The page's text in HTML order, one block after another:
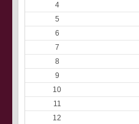
4
5
6
7
8
9
10
11
12